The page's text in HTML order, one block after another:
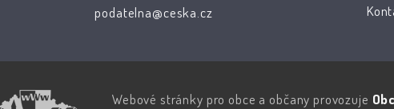
podatelna@ceska.cz
Webové stránky pro obce a občany provozuje